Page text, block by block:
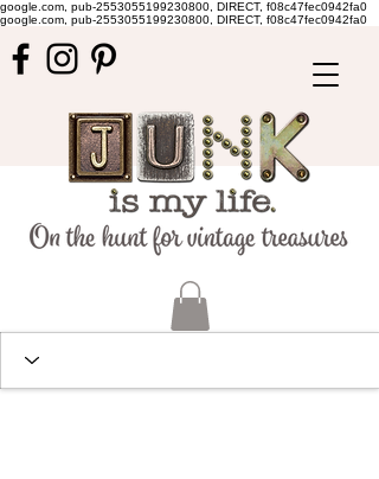
google.com, pub-2553055199230800, DIRECT, f08c47fec0942fa0
google.com, pub-2553055199230800, DIRECT, f08c47fec0942fa0